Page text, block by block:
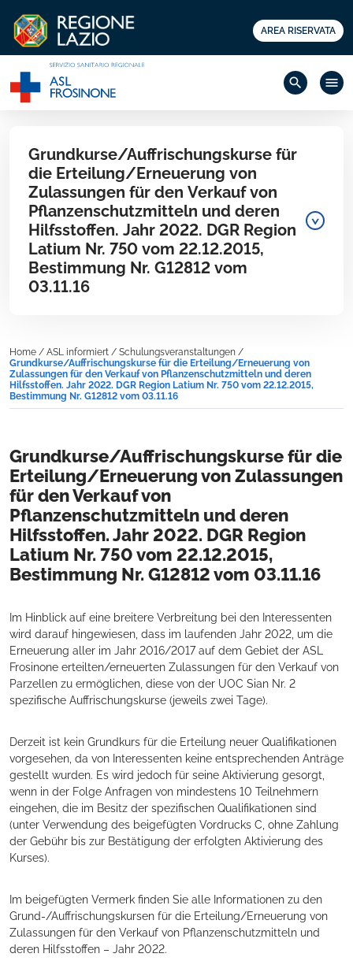
AREA RISERVATA
search menu
Grundkurse/Auffrischungskurse für
die Erteilung/Erneuerung von
Zulassungen für den Verkauf von
Pflanzenschutzmitteln und deren
Hilfsstoffen. Jahr 2022. DGR Region
Latium Nr. 750 vom 22.12.2015,
Bestimmung Nr. G12812 vom
03.11.16
Home / ASL informiert / Schulungsveranstaltungen /
Grundkurse/Auffrischungskurse für die Erteilung/Erneuerung von
Zulassungen für den Verkauf von Pflanzenschutzmitteln und deren
Hilfsstoffen. Jahr 2022. DGR Region Latium Nr. 750 vom 22.12.2015,
Bestimmung Nr. G12812 vom 03.11.16
Grundkurse/Auffrischungskurse für die
Erteilung/Erneuerung von Zulassungen
für den Verkauf von
Pflanzenschutzmitteln und deren
Hilfsstoffen. Jahr 2022. DGR Region
Latium Nr. 750 vom 22.12.2015,
Bestimmung Nr. G12812 vom 03.11.16
Im Hinblick auf eine breitere Verbreitung bei den Interessenten
wird darauf hingewiesen, dass im laufenden Jahr 2022, um die
Erneuerung aller im Jahr 2016/2017 auf dem Gebiet der ASL
Frosinone erteilten/erneuerten Zulassungen für den Verkauf von
Parzellen zu ermöglichen, diese von der UOC Sian Nr. 2
spezifische Auffrischungskurse (jeweils zwei Tage).
Derzeit ist kein Grundkurs für die Erteilung neuer Qualifikationen
vorgesehen, da von Interessenten keine entsprechenden Anträge
gestellt wurden. Es wird jedoch für seine Aktivierung gesorgt,
wenn in der Folge Anfragen von mindestens 10 Teilnehmern
eingehen, die im Besitz der spezifischen Qualifikationen sind
(unter Verwendung des beigefügten Vordrucks C, ohne Zahlung
der Gebühr bis zur Bestätigung der erfolgten Aktivierung des
Kurses).
Im beigefügten Vermerk finden Sie alle Informationen zu den
Grund-/Auffrischungskursen für die Erteilung/Erneuerung von
Zulassungen für den Verkauf von Pflanzenschutzmitteln und
deren Hilfsstoffen – Jahr 2022.